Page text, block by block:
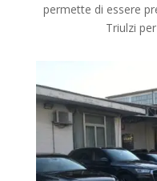
permette di essere
Triulzi